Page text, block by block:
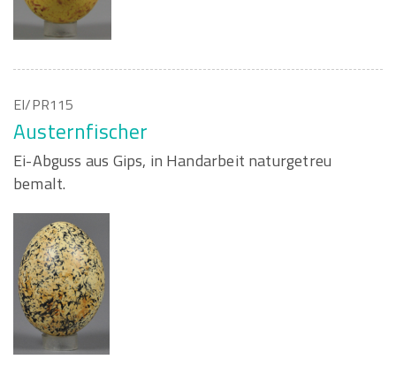
EI/PR115
Austernfischer
Ei-Abguss aus Gips, in Handarbeit naturgetreu
bemalt.